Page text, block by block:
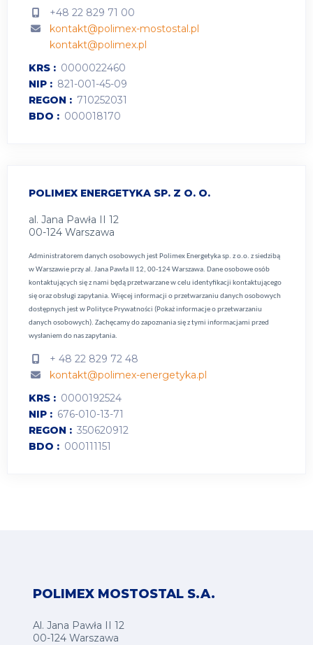
+48 22 829 71 00
kontakt@polimex-mostostal.pl
kontakt@polimex.pl
KRS
0000022460
NIP
821-001-45-09
REGON
710252031
BDO
000018170
POLIMEX ENERGETYKA SP. Z O. O.
al. Jana Pawła II 12
00-124 Warszawa
Administratorem danych osobowych jest Polimex Energetyka sp. z o.o. z siedzibą
w Warszawie przy al. Jana Pawła II 12, 00-124 Warszawa. Dane osobowe osób
kontaktujących się z nami będą przetwarzane w celu identyfikacji kontaktującego
się oraz obsługi zapytania. Więcej informacji o przetwarzaniu danych osobowych
dostępnych jest w Polityce Prywatności (Pokaż informacje o przetwarzaniu
danych osobowych). Zachęcamy do zapoznania się z tymi informacjami przed
wysłaniem do nas zapytania.
+ 48 22 829 72 48
kontakt@polimex-energetyka.pl
KRS
0000192524
NIP
676-010-13-71
REGON
350620912
BDO
000111151
POLIMEX MOSTOSTAL S.A.
Al. Jana Pawła II 12
00-124 Warszawa